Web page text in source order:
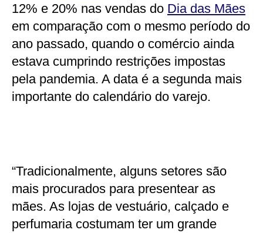
12% e 20% nas vendas do Dia das Mães
em comparação com o mesmo período do
ano passado, quando o comércio ainda
estava cumprindo restrições impostas
pela pandemia. A data é a segunda mais
importante do calendário do varejo.
“Tradicionalmente, alguns setores são
mais procurados para presentear as
mães. As lojas de vestuário, calçado e
perfumaria costumam ter um grande